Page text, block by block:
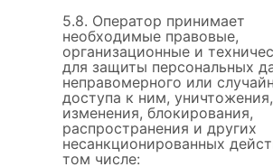
5.8. Оператор принимает
необходимые правовые,
организационные и
для защиты персональных
неправомерного или
доступа к ним, уничтожения,
изменения, блокирования,
распространения и других
несанкционированных
том числе: